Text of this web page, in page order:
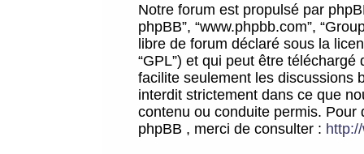
Notre forum est propulsé par
phpBB”, “www.phpbb.com”,
libre de forum déclaré sous la
“GPL”) et qui peut être téléchargé
facilite seulement les discussions
interdit strictement dans ce que
contenu ou conduite permis.
phpBB , merci de consulter :